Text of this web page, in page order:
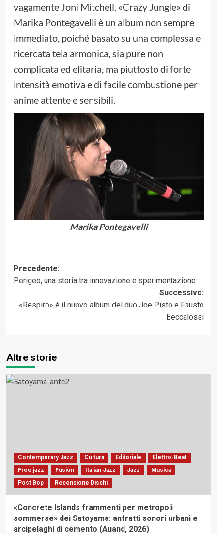
vagamente Joni Mitchell. «Crazy Jungle» di
Marika Pontegavelli è un album non sempre
immediato, poiché basato su una complessa e
ricercata tela armonica, sia pure non
complicata ed elitaria, ma piuttosto di forte
intensità emotiva e di facile combustione per
anime attente e sensibili.
Marika Pontegavelli
Navigazione
articolo
Precedente:
Perigeo, una storia tra innovazione e sperimentazione
Successivo:
«Respiro» è il nuovo album del duo Joe Pisto e Fausto
Beccalossi
Altre storie
Contemporary Jazz Cultura Editoriale
Elettro-Beat
Free jazz
Fusion Italian Jazz Jazz
Musica
Post Bop
Recensione Dischi
«Concrete Islands frammenti per metropoli
sommerse» dei Satoyama: anfratti sonori urbani e
arcipelaghi di cemento (Auand, 2026)